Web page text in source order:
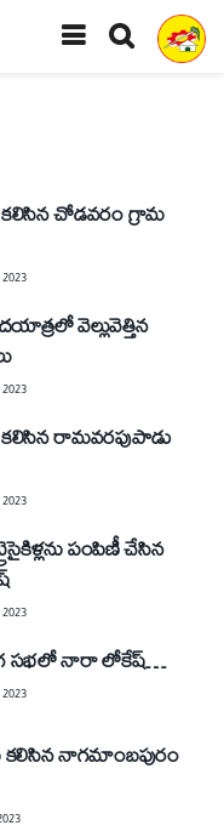
చోడవరం గ్రామ
వెల్లువెత్తిన
రామవరపుపాడు
పంపిణీ చేసిన
సభలో నారా లోకేష్…
నాగమాంబపురం